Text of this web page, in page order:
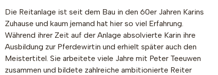
Die Reitanlage ist seit dem Bau in den 60er Jahren Karins
Zuhause und kaum jemand hat hier so viel Erfahrung.
Während ihrer Zeit auf der Anlage absolvierte Karin ihre
Ausbildung zur Pferdewirtin und erhielt später auch den
Meistertitel. Sie arbeitete viele Jahre mit Peter Teeuwen
zusammen und bildete zahlreiche ambitionierte Reiter